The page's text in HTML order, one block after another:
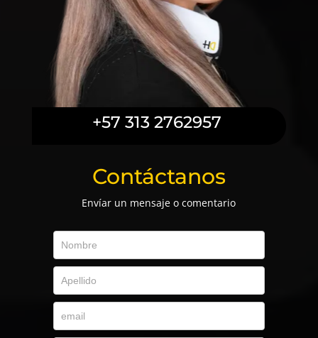
+57 313 2762957
Contáctanos
Envíar un mensaje o comentario